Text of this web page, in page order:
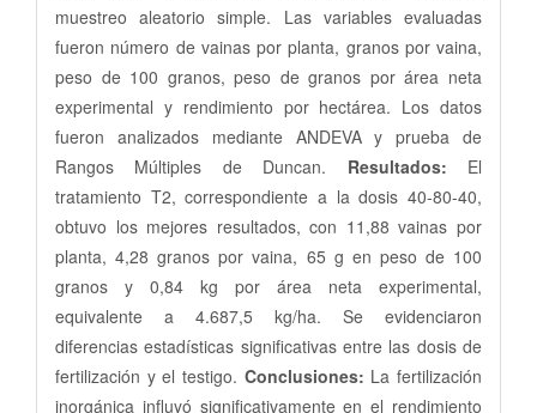
muestreo aleatorio simple. Las variables evaluadas
fueron número de vainas por planta, granos por vaina,
peso de 100 granos, peso de granos por área neta
experimental y rendimiento por hectárea. Los datos
fueron analizados mediante ANDEVA y prueba de
Rangos Múltiples de Duncan. Resultados: El
tratamiento T2, correspondiente a la dosis 40-80-40,
obtuvo los mejores resultados, con 11,88 vainas por
planta, 4,28 granos por vaina, 65 g en peso de 100
granos y 0,84 kg por área neta experimental,
equivalente a 4.687,5 kg/ha. Se evidenciaron
diferencias estadísticas significativas entre las dosis de
fertilización y el testigo. Conclusiones: La fertilización
inorgánica influyó significativamente en el rendimiento